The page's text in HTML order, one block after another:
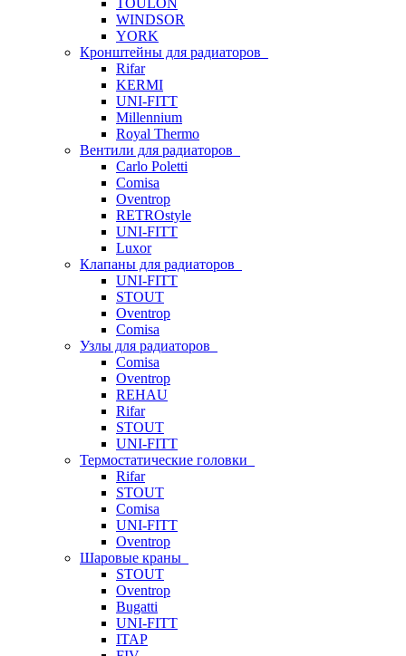
TOULON
WINDSOR
YORK
Кронштейны для радиаторов
Rifar
KERMI
UNI-FITT
Millennium
Royal Thermo
Вентили для радиаторов
Carlo Poletti
Comisa
Oventrop
RETROstyle
UNI-FITT
Luxor
Клапаны для радиаторов
UNI-FITT
STOUT
Oventrop
Comisa
Узлы для радиаторов
Comisa
Oventrop
REHAU
Rifar
STOUT
UNI-FITT
Термостатические головки
Rifar
STOUT
Comisa
UNI-FITT
Oventrop
Шаровые краны
STOUT
Oventrop
Bugatti
UNI-FITT
ITAP